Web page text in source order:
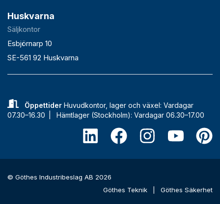
Huskvarna
Säljkontor
Esbjörnarp 10
SE-561 92 Huskvarna
ÖppettiderHuvudkontor, lager och växel: Vardagar
07.30–16.30 | Hämtlager (Stockholm): Vardagar 06.30–17.00
© Göthes Industribeslag AB 2026
Göthes Teknik
Göthes Säkerhet